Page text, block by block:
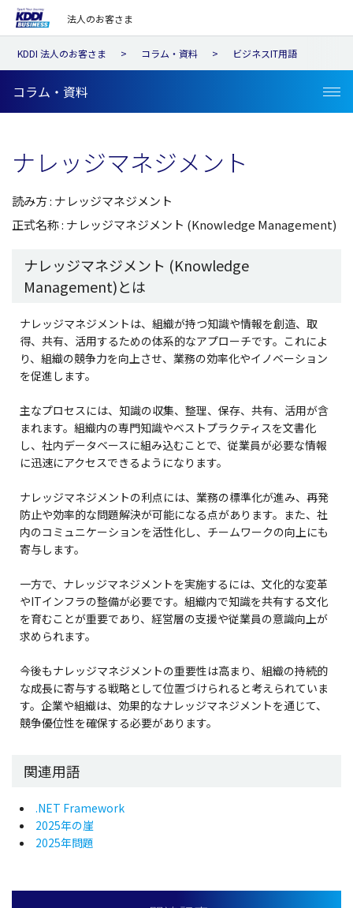
法人のお客さま
KDDI 法人のお客さま コラム・資料 ビジネスIT用語
コラム・資料
ナレッジマネジメント
読み方 : ナレッジマネジメント
正式名称 : ナレッジマネジメント (Knowledge Management)
ナレッジマネジメント (Knowledge
Management)とは
ナレッジマネジメントは、組織が持つ知識や情報を創造、取
得、共有、活用するための体系的なアプローチです。これによ
り、組織の競争力を向上させ、業務の効率化やイノベーション
を促進します。
主なプロセスには、知識の収集、整理、保存、共有、活用が含
まれます。組織内の専門知識やベストプラクティスを文書化
し、社内データベースに組み込むことで、従業員が必要な情報
に迅速にアクセスできるようになります。
ナレッジマネジメントの利点には、業務の標準化が進み、再発
防止や効率的な問題解決が可能になる点があります。また、社
内のコミュニケーションを活性化し、チームワークの向上にも
寄与します。
一方で、ナレッジマネジメントを実施するには、文化的な変革
やITインフラの整備が必要です。組織内で知識を共有する文化
を育むことが重要であり、経営層の支援や従業員の意識向上が
求められます。
今後もナレッジマネジメントの重要性は高まり、組織の持続的
な成長に寄与する戦略として位置づけられると考えられていま
す。企業や組織は、効果的なナレッジマネジメントを通じて、
競争優位性を確保する必要があります。
関連用語
.NET Framework
2025年の崖
2025年問題